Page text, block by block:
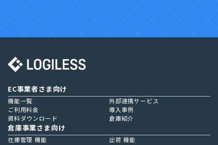
EC事業者さま向け
機能一覧
外部連携サービス
ご利用料金
導入事例
資料ダウンロード
倉庫紹介
倉庫事業さま向け
在庫管理 機能
出荷 機能